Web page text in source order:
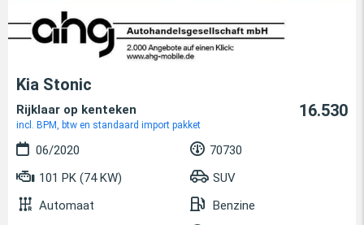
Kia Stonic
Rijklaar op kenteken
incl. BPM, btw en standaard import pakket
16.530
06/2020
70730
101 PK (74 KW)
SUV
Automaat
Benzine